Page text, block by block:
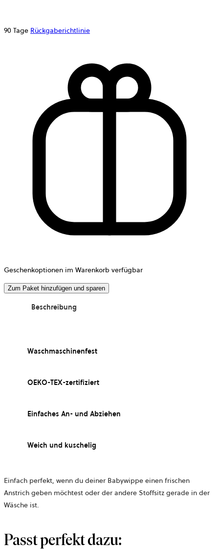
90 Tage Rückgaberichtlinie
Geschenkoptionen im Warenkorb verfügbar
Zum Paket hinzufügen und sparen
Beschreibung
Waschmaschinenfest
OEKO-TEX-zertifiziert
Einfaches An- und Abziehen
Weich und kuschelig
Einfach perfekt, wenn du deiner Babywippe einen frischen
Anstrich geben möchtest oder der andere Stoffsitz gerade in der
Wäsche ist.
Passt perfekt dazu: